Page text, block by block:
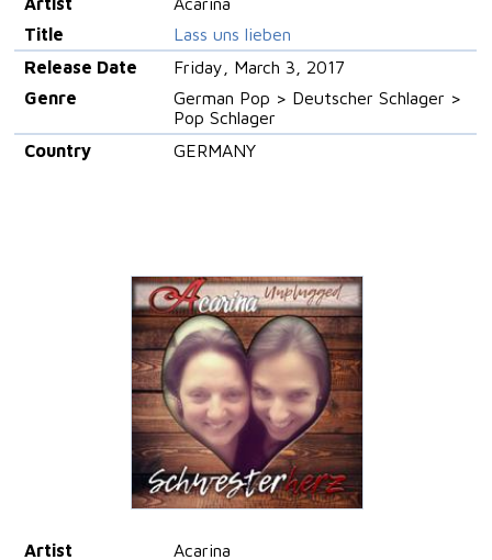
Title
Lass uns lieben
Release Date
Friday, March 3, 2017
Genre
German Pop > Deutscher Schlager >
Pop Schlager
Country
GERMANY
Artist
Acarina